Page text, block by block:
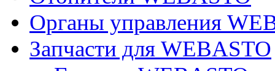
Органы управления
Запчасти для WEBASTO